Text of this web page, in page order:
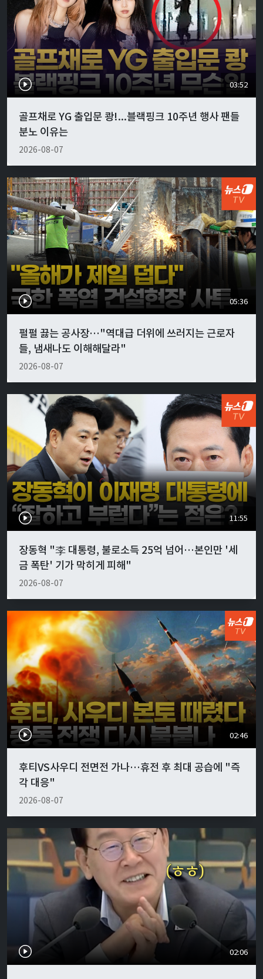
03:52
골프채로 YG 출입문 쾅!...블랙핑크 10주년 행사 팬들
분노 이유는
2026-08-07
05:36
펄펄 끓는 공사장…"역대급 더위에 쓰러지는 근로자
들, 냄새나도 이해해달라"
2026-08-07
11:55
장동혁 "李 대통령, 불로소득 25억 넘어…본인만 '세
금 폭탄' 기가 막히게 피해"
2026-08-07
02:46
후티VS사우디 전면전 가나…휴전 후 최대 공습에 "즉
각 대응"
2026-08-07
02:06